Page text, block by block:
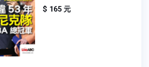
$ 165 元